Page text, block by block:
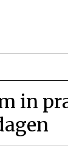
in